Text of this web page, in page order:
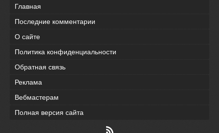
Главная
Последние комментарии
О сайте
Политика конфиденциальности
Обратная связь
Реклама
Вебмастерам
Полная версия сайта